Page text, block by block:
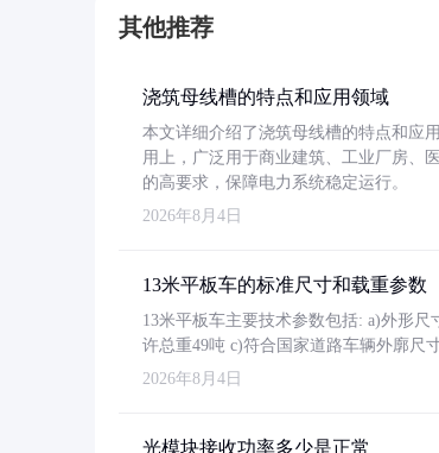
其他推荐
浇筑母线槽的特点和应用领域
本文详细介绍了浇筑母线槽的特点和应
用上，广泛用于商业建筑、工业厂房、
的高要求，保障电力系统稳定运行。
2026年8月4日
13米平板车的标准尺寸和载重参数
13米平板车主要技术参数包括: a)外形尺
许总重49吨 c)符合国家道路车辆外廓尺
2026年8月4日
光模块接收功率多少是正常